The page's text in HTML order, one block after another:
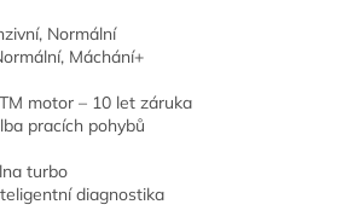
Normální
Máchání+
motor – 10 let záruka
pracích pohybů
turbo
diagnostika